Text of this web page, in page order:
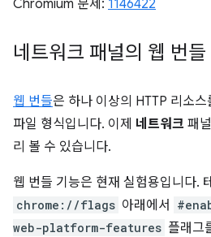
Chromium 문제: 1146422
네트워크 패널의 웹 번들
웹 번들은 하나 이상의 HTTP 리소
파일 형식입니다. 이제 네트워크 패
리 볼 수 있습니다.
웹 번들 기능은 현재 실험용입니다.
chrome://flags 아래에서
web-platform-features 플래그